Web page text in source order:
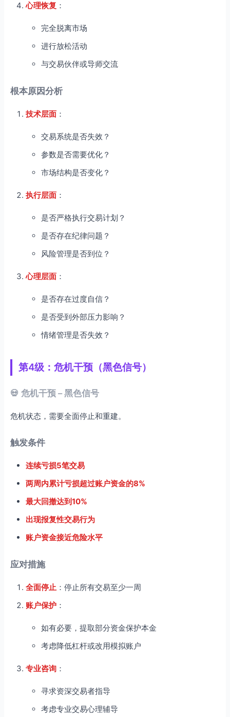
心理恢复 ：
完全脱离市场
进行放松活动
与交易伙伴或导师交流
根本原因分析
技术层面 ：
交易系统是否失效？
参数是否需要优化？
市场结构是否变化？
执行层面 ：
是否严格执行交易计划？
是否存在纪律问题？
风险管理是否到位？
心理层面 ：
是否存在过度自信？
是否受到外部压力影响？
情绪管理是否失效？
第4级：危机干预（黑色信号）
💀 危机干预 – 黑色信号
危机状态，需要全面停止和重建。
触发条件
连续亏损5笔交易
两周内累计亏损超过账户资金的8%
最大回撤达到10%
出现报复性交易行为
账户资金接近危险水平
应对措施
全面停止 ：停止所有交易至少一周
账户保护 ：
如有必要，提取部分资金保护本金
考虑降低杠杆或改用模拟账户
专业咨询 ：
寻求资深交易者指导
考虑专业交易心理辅导